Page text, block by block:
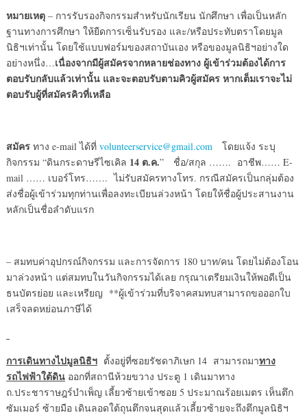
หมายเหตุ– การรับรองกิจกรรมสำหรับนักเรียน นักศึกษา เพื่อเป็นหลัก
ฐานทางการศึกษา ให้ยืดการเซ็นรับรอง และ/หรือประทับตราโดยมูล
นิธิฯเท่านั้น โดยใช้แบบฟอร์มของสถาบันเอง หรือของมูลนิธิฯอย่างใด
อย่างหนึ่ง…เนื่องจากมีผู้สมัครจากหลายช่องทาง ผู้เข้าร่วมต้องได้การ
ตอบรับกลับแล้วเท่านั้น และจะตอบรับตามคิวผู้สมัคร หากเต็มเราจะไม่
ตอบรับผู้ที่สมัครคิวที่เหลือ
สมัครทาง e-mail ได้ที่ volunteerservice@gmail.comโดยแจ้ง ระบุ
กิจกรรม “ดินกระดาษรีไซเคิล 14 ต.ค.” ชื่อ/สกุล ……. อาชีพ…… E-
mail …… เบอร์โทร……. ไม่รับสมัครทางโทร. กรณีสมัครเป็นกลุ่มต้อง
ส่งชื่อผู้เข้าร่วมทุกท่านเพื่อลงทะเบียนล่วงหน้า โดยให้ชื่อผู้ประสานงาน
หลักเป็นชื่อลำดับแรก
– สมทบค่าอุปกรณ์กิจกรรม และการจัดการ 180 บาท/คน โดยไม่ต้องโอน
มาล่วงหน้า แต่สมทบในวันกิจกรรมได้เลย กรุณาเตรียมเงินให้พอดีเป็น
ธนบัตรย่อย และเหรียญ **ผู้เข้าร่วมที่บริจาคสมทบสามารถขอออกใบ
เสร็จลดหย่อนภาษีได้
การเดินทางไปมูลนิธิฯตั้งอยู่ที่ซอยรัชดาภิเษก 14 สามารถมาทาง
รถไฟฟ้าใต้ดินออกที่สถานีห้วยขวาง ประตู 1 เดินมาทาง
ถ.ประชาราษฎร์บำเพ็ญ เลี้ยวซ้ายเข้าซอย 5 ประมาณร้อยเมตร เห็นตึก
ซัมเมอร์ ซ้ายมือ เดินลอดใต้ถุนตึกจนสุดแล้วเลี้ยวซ้ายจะถึงตึกมูลนิธิฯ